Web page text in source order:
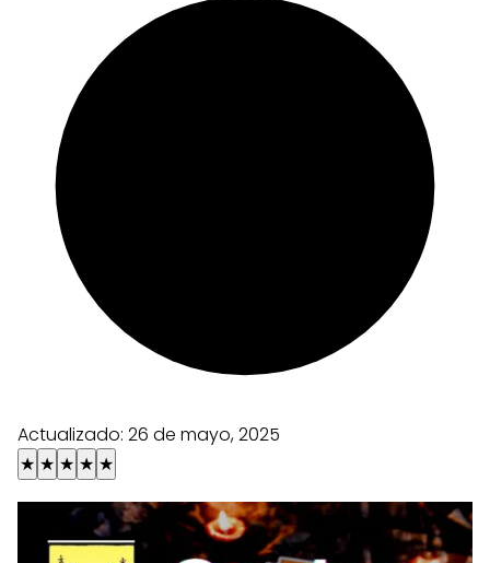
Actualizado: 26 de mayo, 2025
★ ★ ★ ★ ★